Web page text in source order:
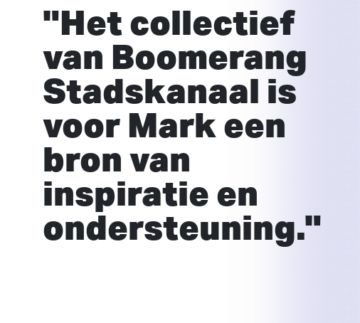
"Het collectief
van Boomerang
Stadskanaal is
voor Mark een
bron van
inspiratie en
ondersteuning."